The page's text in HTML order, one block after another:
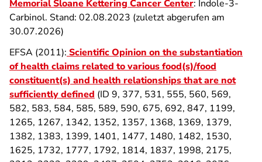
Memorial Sloane Kettering Cancer Center: Indole-3-
Carbinol. Stand: 02.08.2023 (zuletzt abgerufen am
30.07.2026)
EFSA (2011): Scientific Opinion on the substantiation
of health claims related to various food(s)/food
constituent(s) and health relationships that are not
sufficiently defined (ID 9, 377, 531, 555, 560, 569,
582, 583, 584, 585, 589, 590, 675, 692, 847, 1199,
1265, 1267, 1342, 1352, 1357, 1368, 1369, 1379,
1382, 1383, 1399, 1401, 1477, 1480, 1482, 1530,
1625, 1732, 1777, 1792, 1814, 1837, 1998, 2175,